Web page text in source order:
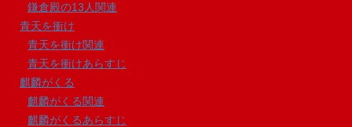
鎌倉殿の13人関連
青天を衝け
青天を衝け関連
青天を衝けあらすじ
麒麟がくる
麒麟がくる関連
麒麟がくるあらすじ